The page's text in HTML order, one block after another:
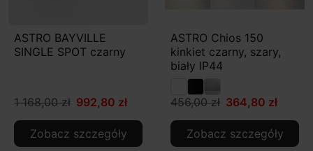
ASTRO BAYVILLE
SINGLE SPOT czarny
1 168,00 zł 992,80 zł
Zobacz szczegóły
ASTRO Chios 150
kinkiet czarny, szary,
biały IP44
456,00 zł 364,80 zł
Zobacz szczegóły